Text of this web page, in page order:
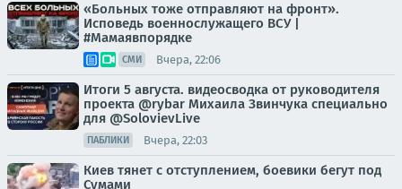
«Больных тоже отправляют на фронт».
Исповедь военнослужащего ВСУ |
#Мамаявпорядке
СМИ Вчера, 22:06
Итоги 5 августа. видеосводка от руководителя
проекта @rybar Михаила Звинчука специально
для @SolovievLive
ПАБЛИКИ Вчера, 22:03
Киев тянет с отступлением, боевики бегут под
Сумами